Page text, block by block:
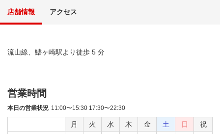
店舗情報 アクセス
流山線、鰭ヶ崎駅より徒歩 5 分
営業時間
本日の営業状況 11:00〜15:30 17:30〜22:30
月 火 水 木 金 土 日
祝